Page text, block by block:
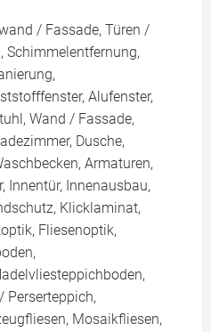
/ Fassade, Türen /
Schimmelentfernung,
Alufenster,
Wand / Fassade,
Dusche,
Armaturen,
Innentür, Innenausbau,
Klicklaminat,
Fliesenoptik,
Perserteppich,
Mosaikfliesen,